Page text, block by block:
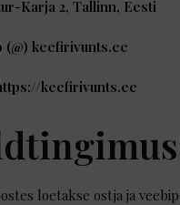
Karja 2, Tallinn, Eesti
(@) keefirivunts.ee
keefirivunts.ee
loetakse ostja ja